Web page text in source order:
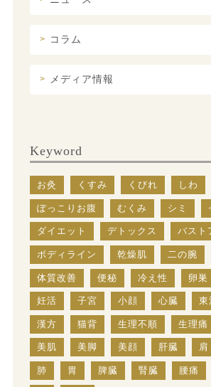
コラム
メディア情報
Keyword
お灸 くすみ くびれ しわ
ぽっこりお腹 むくみ シミ
ダイエット デトックス バスト
ボディライン 乾燥肌 二の腕
体質改善 便秘 冷え性 卵巣
妊活 子宮 小顔 心臓 東
漢方 猫背 生理不順 生理痛
美肌 美脚 美顔 肝臓 肩
肺 胃 脾臓 腎臓 腰痛